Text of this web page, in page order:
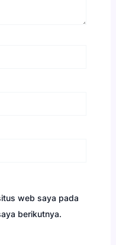
web saya pada
berikutnya.